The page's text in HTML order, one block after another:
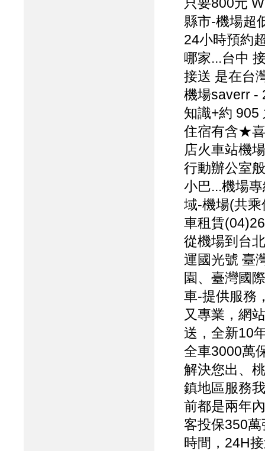
縣市-機場超
24小時預約
哪家...台中
接送 是在台
機場saverr -
知識+約 905
住宿有含★
店火車站機
行動辦公室
小巴...機場
域-機場(共
車租賃
從機場到台
運國光號 臺
園、臺灣國
車-提供服務
又專業，網
送，全新10
全車3000萬
解決您出、
鎮地區服務
前都是兩年
客投保350
時間，24H